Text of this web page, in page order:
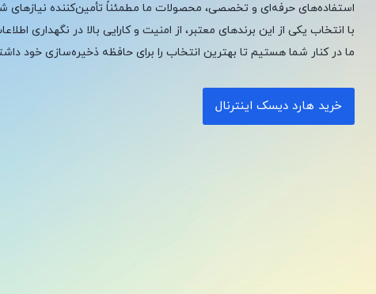
استفاده‌های حرفه‌ای و تخصصی، محصولات ما مطمئناً تأمین‌کننده نیازهای
با انتخاب یکی از این برندهای معتبر، از امنیت و کارایی بالا در نگهداری
ما در کنار شما هستیم تا بهترین انتخاب را برای حافظه ذخیره‌سازی خود
خرید هارد دیسک اینترنال